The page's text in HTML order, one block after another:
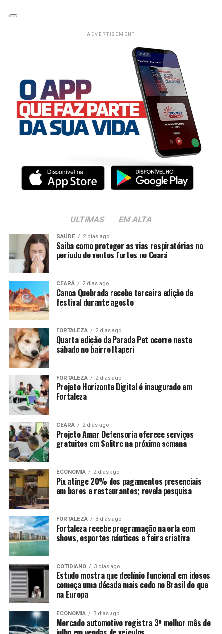
ADVERTISEMENT
ULTIMAS EM ALTA
SAÚDE 2 dias ago
Saiba como proteger as vias respiratórias no
período de ventos fortes no Ceará
CEARÁ 2 dias ago
Canoa Quebrada recebe terceira edição de
festival durante agosto
FORTALEZA 2 dias ago
Quarta edição da Parada Pet ocorre neste
sábado no bairro Itaperi
FORTALEZA 2 dias ago
Projeto Horizonte Digital é inaugurado em
Fortaleza
CEARÁ 2 dias ago
Projeto Amar Defensoria oferece serviços
gratuitos em Salitre na próxima semana
ECONOMIA 2 dias ago
Pix atinge 20% dos pagamentos presenciais
em bares e restaurantes; revela pesquisa
FORTALEZA 3 dias ago
Fortaleza recebe programação na orla com
shows, esportes náuticos e feira criativa
COTIDIANO 3 dias ago
Estudo mostra que declínio funcional em idosos
começa uma década mais cedo no Brasil do que
na Europa
ECONOMIA 3 dias ago
Mercado automotivo registra 3º melhor mês de